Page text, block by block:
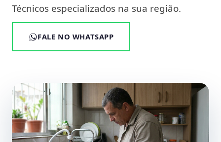
Técnicos especializados na sua região.
FALE NO WHATSAPP